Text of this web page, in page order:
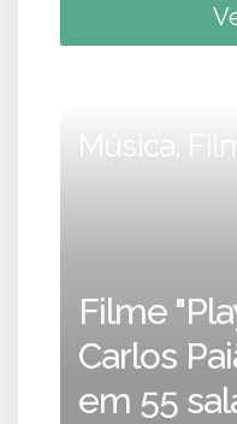
Música,
Filme
Carlos
em 55